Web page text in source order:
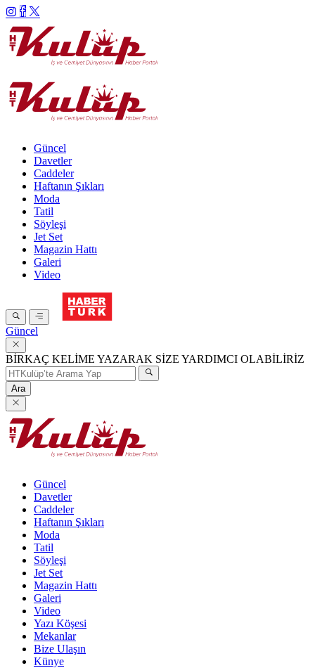
Güncel
Davetler
Caddeler
Haftanın Şıkları
Moda
Tatil
Söyleşi
Jet Set
Magazin Hattı
Galeri
Video
Güncel
BİRKAÇ KELİME YAZARAK SİZE YARDIMCI OLABİLİRİZ
Ara
Güncel
Davetler
Caddeler
Haftanın Şıkları
Moda
Tatil
Söyleşi
Jet Set
Magazin Hattı
Galeri
Video
Yazı Köşesi
Mekanlar
Bize Ulaşın
Künye